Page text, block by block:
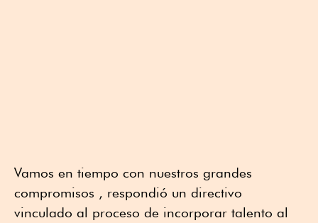
Vamos en tiempo con nuestros grandes
compromisos , respondió un directivo
vinculado al proceso de incorporar talento al